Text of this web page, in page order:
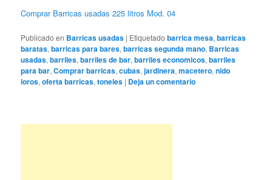
Comprar Barricas usadas 225 litros Mod. 04
Publicado en Barricas usadas | Etiquetado barrica mesa,barricas
baratas,barricas para bares,barricas segunda mano, Barricas
usadas,barriles,barriles de bar,barriles economicos,barriles
para bar,Comprar barricas,cubas,jardinera,macetero,nido
loros,oferta barricas,toneles | Deja un comentario